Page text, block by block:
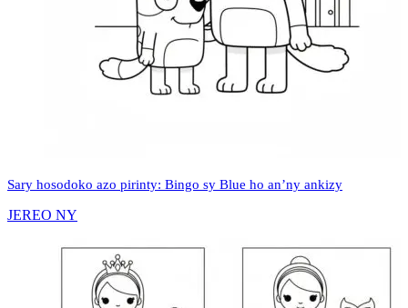
Sary hosodoko azo pirinty: Bingo sy Blue ho an’ny ankizy
JEREO NY